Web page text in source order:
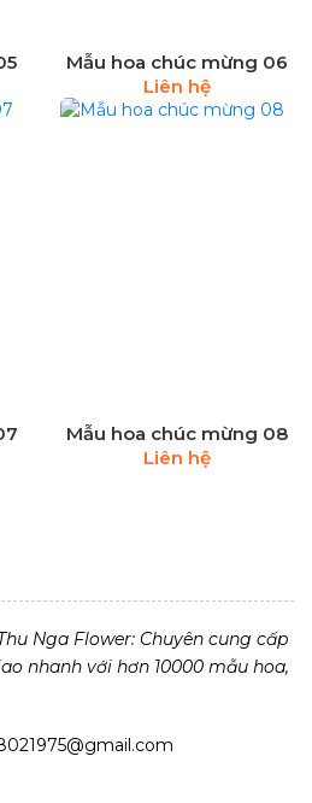
Mẫu hoa chúc mừng 06
Liên hệ
Mẫu hoa chúc mừng 08
Liên hệ
Nga Flower: Chuyên cung cấp
nhanh với hơn 10000 mẫu hoa,